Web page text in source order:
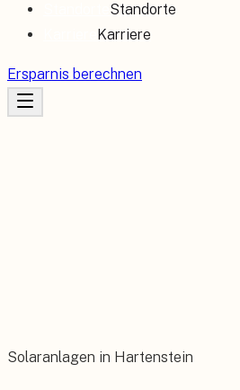
Standorte
Karriere
Ersparnis berechnen
Solaranlagen in Hartenstein